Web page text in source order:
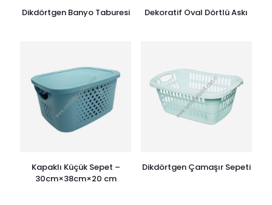
Dikdörtgen Banyo Taburesi Dekoratif Oval Dörtlü Askı
Kapaklı Küçük Sepet –
30cm×38cm×20 cm
Dikdörtgen Çamaşır Sepeti